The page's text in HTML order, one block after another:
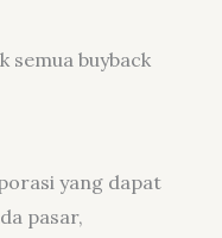
buyback
yang dapat
pasar,